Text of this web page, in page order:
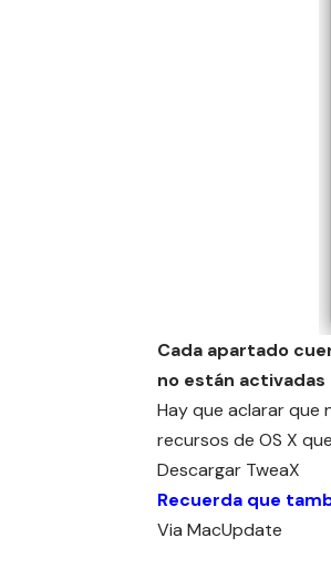
Cada apartado
no están
Hay que aclarar que
recursos de OS X
Descargar TweaX
Recuerda que
Via MacUpdate